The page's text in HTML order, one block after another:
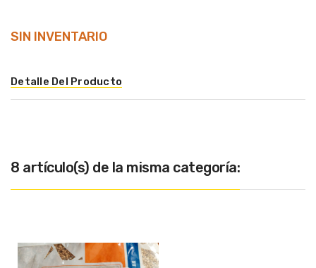
SIN INVENTARIO
Detalle Del Producto
8 artículo(s) de la misma categoría: